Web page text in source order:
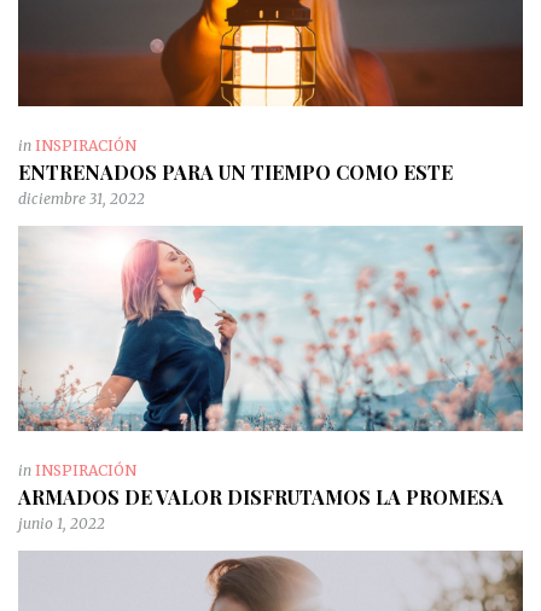
in INSPIRACIÓN
ENTRENADOS PARA UN TIEMPO COMO ESTE
diciembre 31, 2022
in INSPIRACIÓN
ARMADOS DE VALOR DISFRUTAMOS LA PROMESA
junio 1, 2022